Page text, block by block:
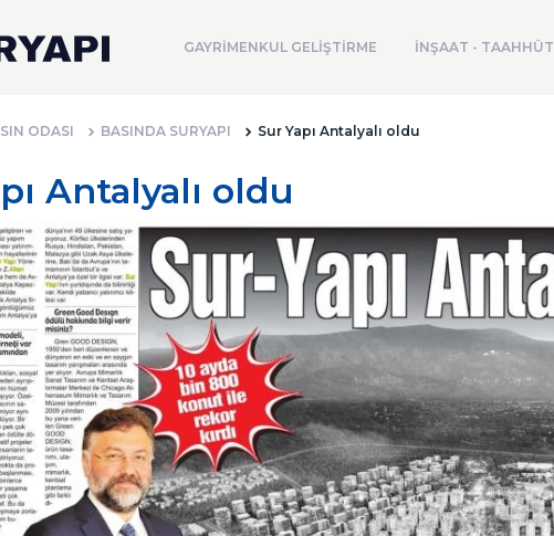
GAYRİMENKUL GELİŞTİRME İNŞAAT - TAAHHÜT
ODASI BASINDA SURYAPI Sur Yapı Antalyalı oldu
Antalyalı oldu